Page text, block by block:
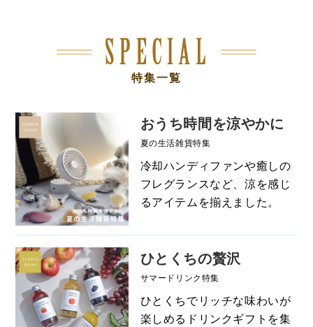
特集一覧
おうち時間を涼やかに
夏の生活雑貨特集
冷却ハンディファンや癒しの
フレグランスなど、涼を感じ
るアイテムを揃えました。
ひとくちの贅沢
サマードリンク特集
ひとくちでリッチな味わいが
楽しめるドリンクギフトを集